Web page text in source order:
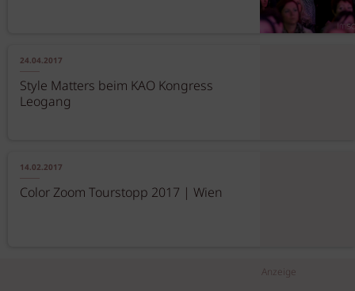
24.04.2017
Style Matters beim KAO Kongress
Leogang
14.02.2017
Color Zoom Tourstopp 2017 | Wien
Anzeige